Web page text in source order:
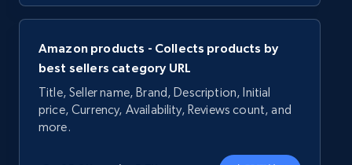
Amazon products - Collects products by
best sellers category URL
Title, Seller name, Brand, Description, Initial
price, Currency, Availability, Reviews count, and
more.